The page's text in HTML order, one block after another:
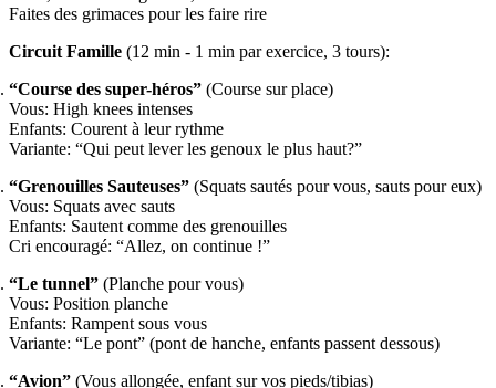
Faites des grimaces pour les faire rire
Circuit Famille (12 min - 1 min par exercice, 3 tours):
“Course des super-héros” (Course sur place)
Vous: High knees intenses
Enfants: Courent à leur rythme
Variante: “Qui peut lever les genoux le plus haut?”
“Grenouilles Sauteuses” (Squats sautés pour vous, sauts pour eux)
Vous: Squats avec sauts
Enfants: Sautent comme des grenouilles
Cri encouragé: “Allez, on continue !”
“Le tunnel” (Planche pour vous)
Vous: Position planche
Enfants: Rampent sous vous
Variante: “Le pont” (pont de hanche, enfants passent dessous)
“Avion” (Vous allongée, enfant sur vos pieds/tibias)